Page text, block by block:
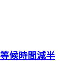
候時間減半